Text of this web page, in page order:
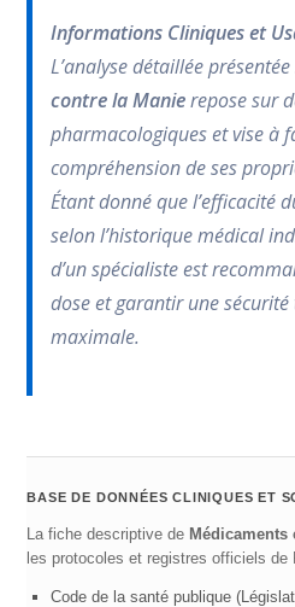
Informations Cliniques et
L’analyse détaillée
contre la Manierepose sur
pharmacologiques et vise à
compréhension de ses
Étant donné que l’efficacité
selon l’historique médical
d’un spécialiste est
dose et garantir une
maximale.
BASE DE DONNÉES CLINIQUES ET
La fiche descriptive de Médicaments
les protocoles et registres officiels de
Code de la santé publique